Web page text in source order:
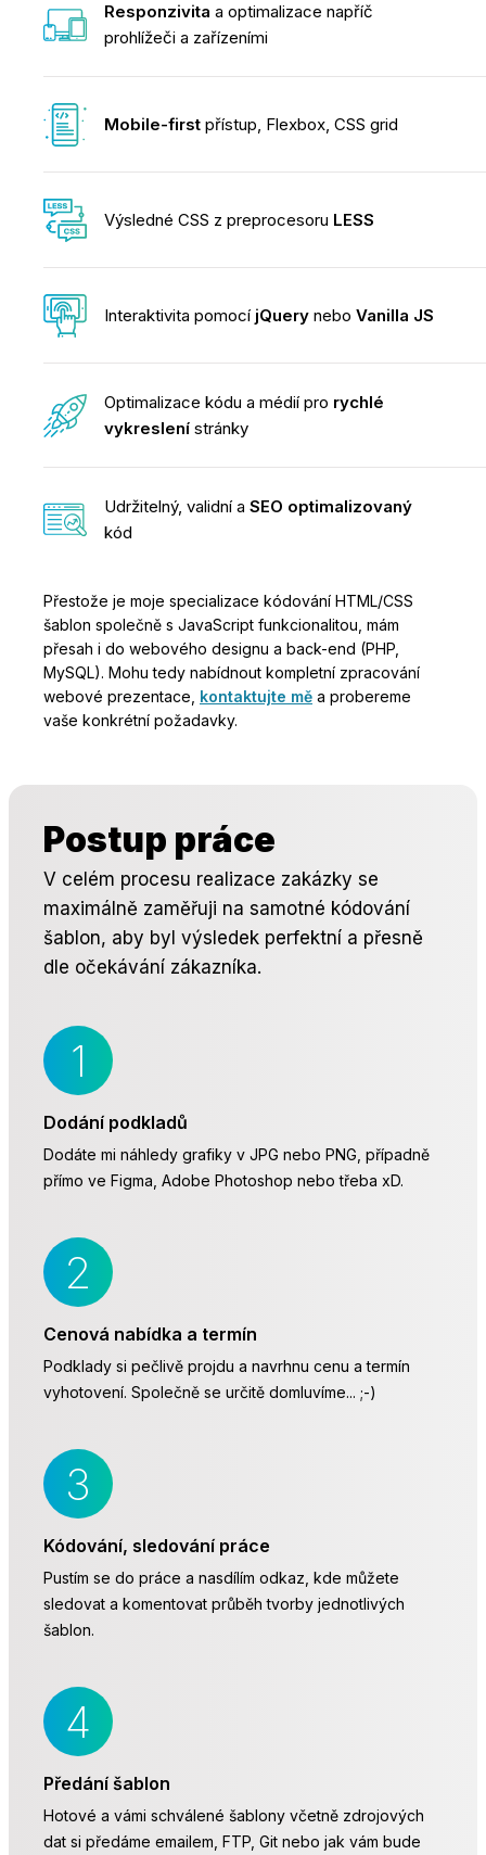
Responzivita a optimalizace napříč
prohlížeči a zařízeními
Mobile-first přístup, Flexbox, CSS grid
Výsledné CSS z preprocesoru LESS
Interaktivita pomocí jQuery nebo Vanilla JS
Optimalizace kódu a médií pro rychlé
vykreslení stránky
Udržitelný, validní a SEO optimalizovaný
kód
Přestože je moje specializace kódování HTML/CSS
šablon společně s JavaScript funkcionalitou, mám
přesah i do webového designu a back-end (PHP,
MySQL). Mohu tedy nabídnout kompletní zpracování
webové prezentace, kontaktujte mě a probereme
vaše konkrétní požadavky.
Postup práce
V celém procesu realizace zakázky se
maximálně zaměřuji na samotné kódování
šablon, aby byl výsledek perfektní a přesně
dle očekávání zákazníka.
Dodání podkladů
Dodáte mi náhledy grafiky v JPG nebo PNG, případně
přímo ve Figma, Adobe Photoshop nebo třeba xD.
Cenová nabídka a termín
Podklady si pečlivě projdu a navrhnu cenu a termín
vyhotovení. Společně se určitě domluvíme... ;-)
Kódování, sledování práce
Pustím se do práce a nasdílím odkaz, kde můžete
sledovat a komentovat průběh tvorby jednotlivých
šablon.
Předání šablon
Hotové a vámi schválené šablony včetně zdrojových
dat si předáme emailem, FTP, Git nebo jak vám bude